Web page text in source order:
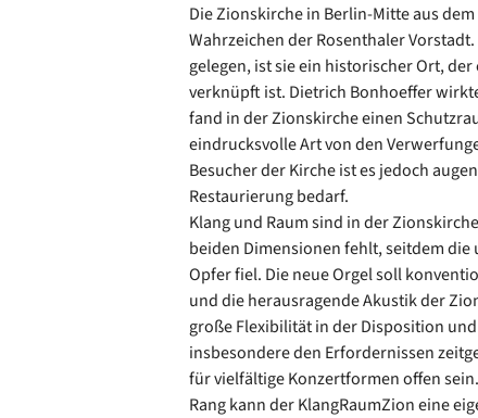
Die Zionskirche in Berlin-Mitte aus
Wahrzeichen der Rosenthaler
gelegen, ist sie ein historischer Ort,
verknüpft ist. Dietrich Bonhoeffer
fand in der Zionskirche einen
eindrucksvolle Art von den
Besucher der Kirche ist es jedoch
Restaurierung bedarf.
Klang und Raum sind in der
beiden Dimensionen fehlt, seitdem
Opfer fiel. Die neue Orgel soll
und die herausragende Akustik der
große Flexibilität in der Disposition
insbesondere den Erfordernissen
für vielfältige Konzertformen offen
Rang kann der KlangRaumZion eine